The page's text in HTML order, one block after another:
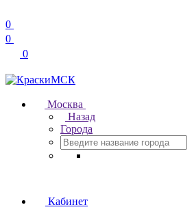
0
0
0
Москва
Назад
Города
Кабинет